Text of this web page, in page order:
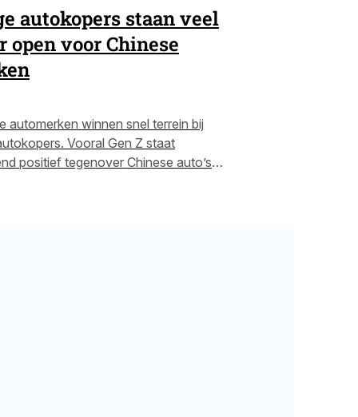
autokopers staan veel
open voor Chinese
automerken winnen snel terrein bij
Vooral Gen Z staat
positief tegenover Chinese auto’s